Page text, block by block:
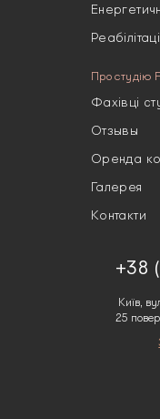
Про студію
Фахівці
Отзывы
Оренда
Галерея
Контакти
+38
Київ,
25